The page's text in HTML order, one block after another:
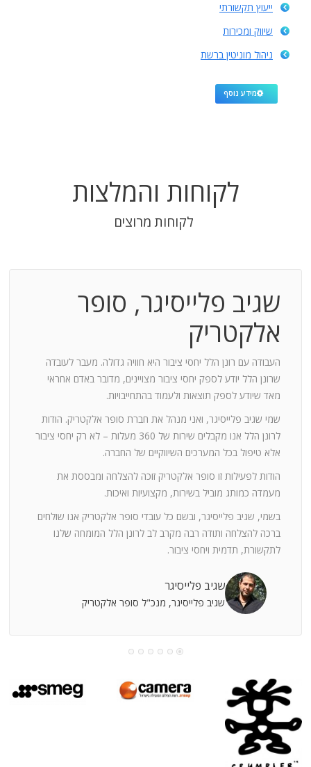
ייעוץ תקשורתי
שיווק ומכירות
ניהול מוניטין ברשת
מידע נוסף
לקוחות והמלצות
לקוחות מרוצים
שגיב פלייסיגר, סופר
אלקטריק
העבודה עם רונן הלל יחסי ציבור היא חוויה גדולה. מעבר לעובדה
שרונן הלל יודע לספק יחסי ציבור מצויינים, מדובר באדם אחראי
מאד שיודע לספק תוצאות ולעמוד בהתחייבויות.
שמי שגיב פלייסיגר, ואני מנהל את חברת סופר אלקטריק. הודות
לרונן הלל אנו מקבלים שירות של 360 מעלות – לא רק יחסי ציבור
אלא טיפול בכל המערכים השיווקיים של החברה.
הודות לפעילות זו סופר אלקטריק זוכה להצלחה ומבססת את
מעמדה כמותג מוביל בשירות, מקצועיות ואיכות.
בשמי, שגיב פלייסיגר, ובשם כל עובדי סופר אלקטריק אנו שולחים
ברכה להצלחה ותודה רבה מקרב לב לרונן הלל המומחה שלנו
לתקשורת, תדמית ויחסי ציבור.
שגיב פלייסיגר
שגיב פלייסיגר, מנכ"ל סופר אלקטריק